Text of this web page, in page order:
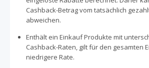
Cashback-Betrag vom tatsächlich
abweichen.
Enthält ein Einkauf Produkte mit
Cashback-Raten, gilt für den gesamten
niedrigere Rate.